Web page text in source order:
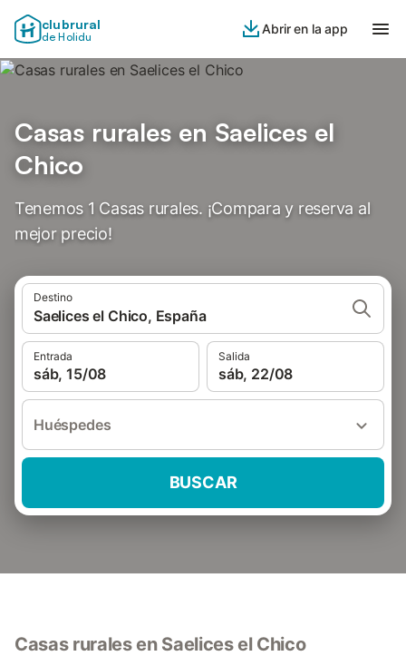
clubrural
de Holidu
Abrir en la app
Casas rurales en Saelices el
Chico
Tenemos 1 Casas rurales. ¡Compara y reserva al
mejor precio!
Destino
Saelices el Chico, España
Entrada
sáb, 15/08
Salida
sáb, 22/08
Huéspedes
BUSCAR
Casas rurales en Saelices el Chico